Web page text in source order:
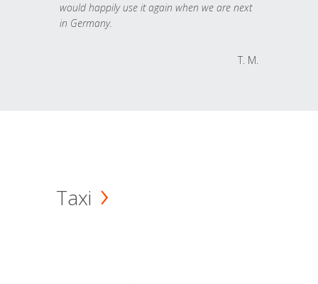
would happily use it again when we are next
in Germany.
T. M.
Taxi